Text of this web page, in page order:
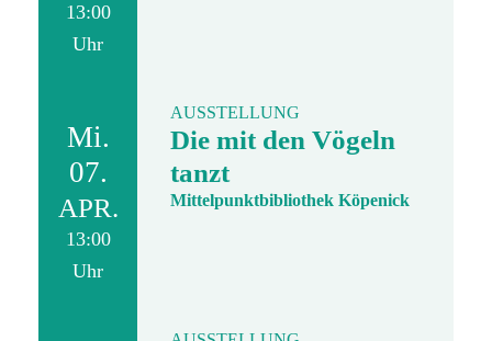
13:00
Uhr
Mi.
07.
APR.
13:00
Uhr
AUSSTELLUNG
Die mit den Vögeln
tanzt
Mittelpunktbibliothek Köpenick